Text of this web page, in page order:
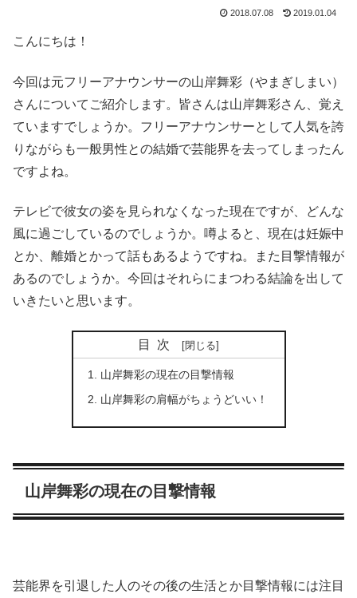
2018.07.08 2019.01.04
こんにちは！
今回は元フリーアナウンサーの山岸舞彩（やまぎしまい）
さんについてご紹介します。皆さんは山岸舞彩さん、覚え
ていますでしょうか。フリーアナウンサーとして人気を誇
りながらも一般男性との結婚で芸能界を去ってしまったん
ですよね。
テレビで彼女の姿を見られなくなった現在ですが、どんな
風に過ごしているのでしょうか。噂よると、現在は妊娠中
とか、離婚とかって話もあるようですね。また目撃情報が
あるのでしょうか。今回はそれらにまつわる結論を出して
いきたいと思います。
目次
山岸舞彩の現在の目撃情報
山岸舞彩の肩幅がちょうどいい！
山岸舞彩の現在の目撃情報
芸能界を引退した人のその後の生活とか目撃情報には注目